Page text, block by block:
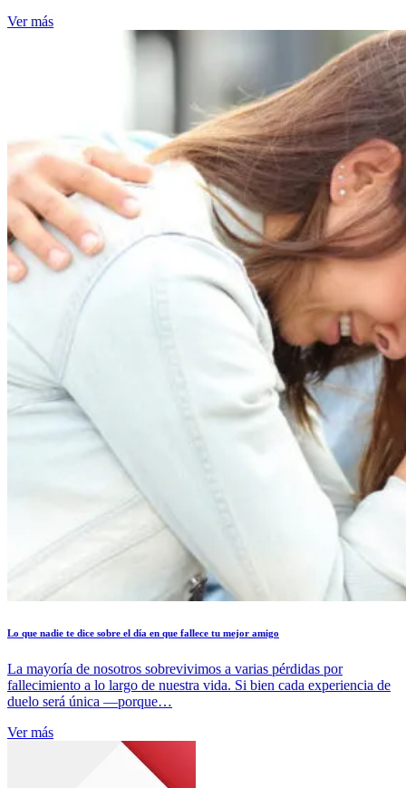
Ver más
Lo que nadie te dice sobre el día en que fallece tu mejor amigo
La mayoría de nosotros sobrevivimos a varias pérdidas por
fallecimiento a lo largo de nuestra vida. Si bien cada experiencia de
duelo será única —porque…
Ver más